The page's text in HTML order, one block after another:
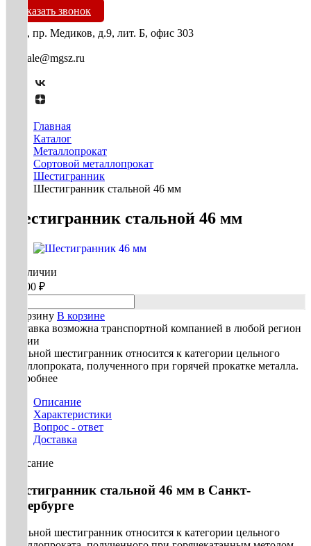
Заказать звонок
СПб, пр. Медиков, д.9, лит. Б, офис 303
mg-sale@mgsz.ru
Главная
Каталог
Металлопрокат
Сортовой металлопрокат
Шестигранник
Шестигранник стальной 46 мм
Шестигранник стальной 46 мм
В наличии
91 300 ₽
В корзину В корзине
Доставка возможна транспортной компанией в любой регион
России
Стальной шестигранник относится к категории цельного
металлопроката, полученного при горячей прокатке металла.
Подробнее
Описание
Характеристики
Вопрос - ответ
Доставка
Описание
Шестигранник стальной 46 мм в Санкт-
Петербурге
Стальной шестигранник относится к категории цельного